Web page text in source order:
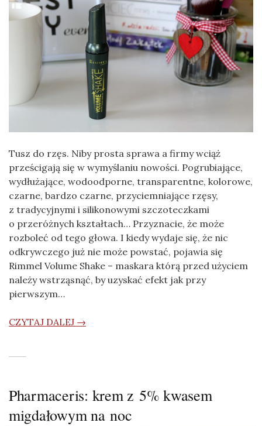
Tusz do rzęs. Niby prosta sprawa a firmy wciąż
prześcigają się w wymyślaniu nowości. Pogrubiające,
wydłużające, wodoodporne, transparentne, kolorowe,
czarne, bardzo czarne, przyciemniające rzęsy,
z tradycyjnymi i silikonowymi szczoteczkami
o przeróżnych kształtach… Przyznacie, że może
rozboleć od tego głowa. I kiedy wydaje się, że nic
odkrywczego już nie może powstać, pojawia się
Rimmel Volume Shake – maskara którą przed użyciem
należy wstrząsnąć, by uzyskać efekt jak przy
pierwszym…
CZYTAJ DALEJ →
Pharmaceris: krem z 5% kwasem
migdałowym na noc